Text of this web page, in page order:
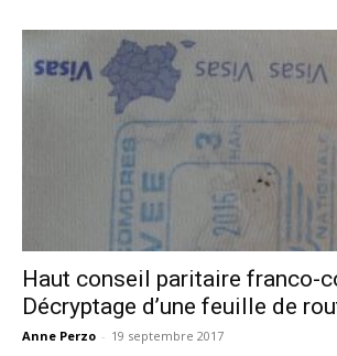
Haut conseil paritaire franco-
Décryptage d’une feuille de
Anne Perzo - 19 septembre 2017